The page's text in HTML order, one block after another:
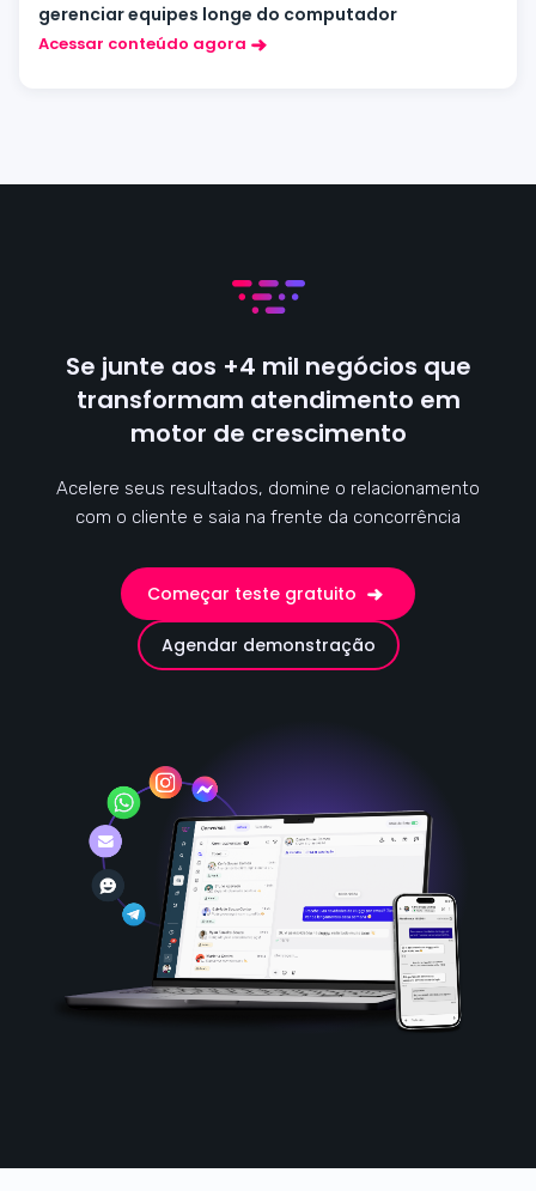
gerenciar equipes longe do computador
Acessar conteúdo agora
Se junte aos +4 mil negócios que
transformam atendimento em
motor de crescimento
Acelere seus resultados, domine o relacionamento
com o cliente e saia na frente da concorrência
Começar teste gratuito
Agendar demonstração